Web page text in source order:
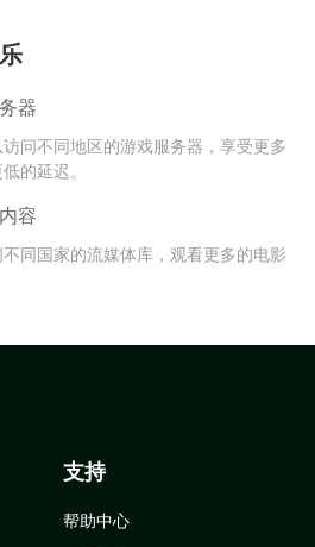
器
问不同地区的游戏服务器，享受更多
的延迟。
容
同国家的流媒体库，观看更多的电影
支持
帮助中心